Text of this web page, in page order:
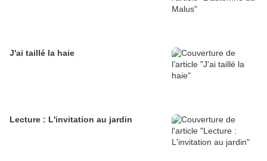
J'ai taillé la haie
Lecture : L'invitation au jardin